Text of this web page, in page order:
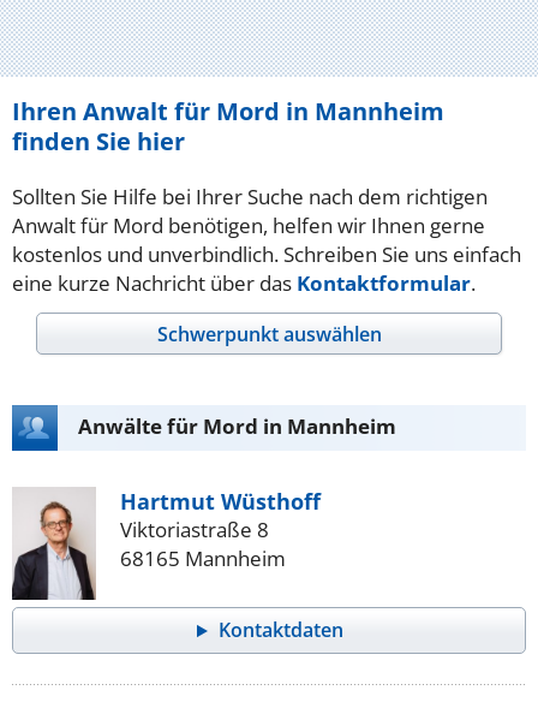
Ihren Anwalt für Mord in Mannheim
finden Sie hier
Sollten Sie Hilfe bei Ihrer Suche nach dem richtigen
Anwalt für Mord benötigen, helfen wir Ihnen gerne
kostenlos und unverbindlich. Schreiben Sie uns einfach
eine kurze Nachricht über das Kontaktformular.
Schwerpunkt auswählen
Anwälte für Mord in Mannheim
Hartmut Wüsthoff
Viktoriastraße 8
68165 Mannheim
Kontaktdaten